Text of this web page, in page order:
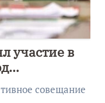
участие в
совещание